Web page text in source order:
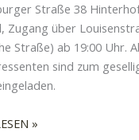
Straße 38
Zugang über
Straße) ab 19:00 Uhr.
sind zum
»: